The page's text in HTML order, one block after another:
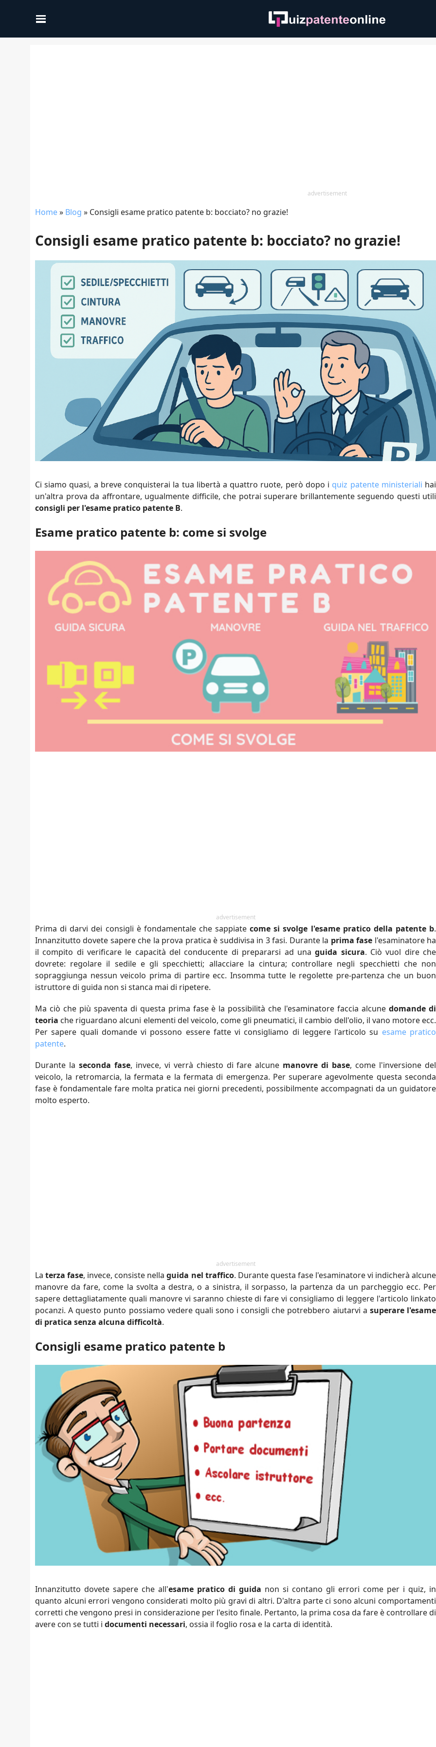
advertisement
Home» Blog » Consigli esame pratico patente b: bocciato? no grazie!
Consigli esame pratico patente b: bocciato? no grazie!
Ci siamo quasi, a breve conquisterai la tua libertà a quattro ruote, però dopo i quiz patente ministeriali hai
un'altra prova da affrontare, ugualmente difficile, che potrai superare brillantemente seguendo questi utili
consigli per l'esame pratico patente B.
Esame pratico patente b: come si svolge
advertisement
Prima di darvi dei consigli è fondamentale che sappiatecome si svolge l'esame pratico della patente b.
Innanzitutto dovete sapere che la prova pratica è suddivisa in 3 fasi. Durante la prima fase l'esaminatore ha
il compito di verificare le capacità del conducente di prepararsi ad unaguida sicura. Ciò vuol dire che
dovrete: regolare il sedile e gli specchietti; allacciare la cintura; controllare negli specchietti che non
sopraggiunga nessun veicolo prima di partire ecc. Insomma tutte le regolette pre-partenza che un buon
istruttore di guida non si stanca mai di ripetere.
Ma ciò che più spaventa di questa prima fase è la possibilità che l'esaminatore faccia alcunedomande di
teoria che riguardano alcuni elementi del veicolo, come gli pneumatici, il cambio dell'olio, il vano motore ecc.
Per sapere quali domande vi possono essere fatte vi consigliamo di leggere l'articolo su esame pratico
patente.
Durante la seconda fase, invece, vi verrà chiesto di fare alcune manovre di base, come l'inversione del
veicolo, la retromarcia, la fermata e la fermata di emergenza. Per superare agevolmente questa seconda
fase è fondamentale fare molta pratica nei giorni precedenti, possibilmente accompagnati da un guidatore
molto esperto.
advertisement
Laterza fase, invece, consiste nellaguida nel traffico. Durante questa fase l'esaminatore vi indicherà alcune
manovre da fare, come la svolta a destra, o a sinistra, il sorpasso, la partenza da un parcheggio ecc. Per
sapere dettagliatamente quali manovre vi saranno chieste di fare vi consigliamo di leggere l'articolo linkato
pocanzi. A questo punto possiamo vedere quali sono i consigli che potrebbero aiutarvi a superare l'esame
di pratica senza alcuna difficoltà.
Consigli esame pratico patente b
Innanzitutto dovete sapere che all'esame pratico di guida non si contano gli errori come per i quiz, in
quanto alcuni errori vengono considerati molto più gravi di altri. D'altra parte ci sono alcuni comportamenti
corretti che vengono presi in considerazione per l'esito finale. Pertanto, la prima cosa da fare è controllare di
avere con se tutti i documenti necessari, ossia il foglio rosa e la carta di identità.